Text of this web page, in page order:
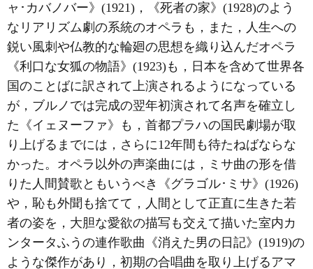
ャ･カバノバー》(1921)，《死者の家》(1928)のよう
なリアリズム劇の系統のオペラも，また，人生への
鋭い風刺や仏教的な輪廻の思想を織り込んだオペラ
《利口な女狐の物語》(1923)も，日本を含めて世界各
国のことばに訳されて上演されるようになっている
が，ブルノでは完成の翌年初演されて名声を確立し
た《イェヌーファ》も，首都プラハの国民劇場が取
り上げるまでには，さらに12年間も待たねばならな
かった。オペラ以外の声楽曲には，ミサ曲の形を借
りた人間賛歌ともいうべき《グラゴル･ミサ》(1926)
や，恥も外聞も捨てて，人間として正直に生きた若
者の姿を，大胆な愛欲の描写も交えて描いた室内カ
ンタータふうの連作歌曲《消えた男の日記》(1919)の
ような傑作があり，初期の合唱曲を取り上げるアマ